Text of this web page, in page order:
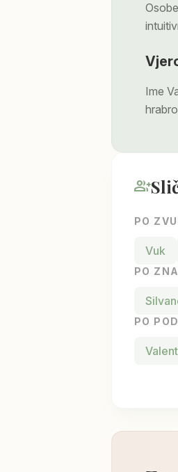
Ime
group_add
PO
Vuk
PO
PO